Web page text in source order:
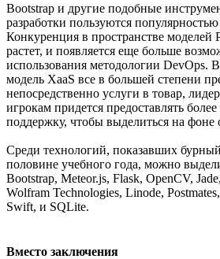
Bootstrap и другие подобные
разработки пользуются
Конкуренция в пространстве моделей
растет, и появляется еще больше
использования методологии DevOps.
модель XaaS все в большей степени
непосредственно услуги в товар,
игрокам придется предоставлять
поддержку, чтобы выделиться на фоне
Среди технологий, показавших
половине учебного года, можно
Bootstrap, Meteor.js, Flask, OpenCV,
Wolfram Technologies, Linode,
Swift, и SQLite.
Вместо заключения